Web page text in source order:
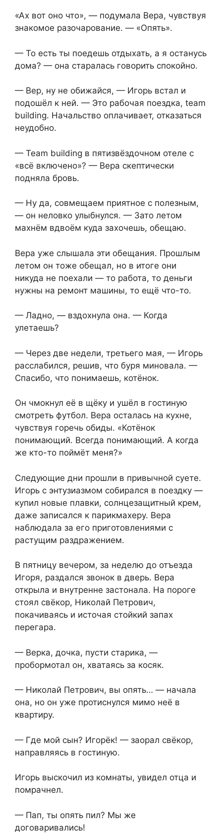
«Ах вот оно что», — подумала Вера, чувствуя
знакомое разочарование. — «Опять».
— То есть ты поедешь отдыхать, а я останусь
дома? — она старалась говорить спокойно.
— Вер, ну не обижайся, — Игорь встал и
подошёл к ней. — Это рабочая поездка, team
building. Начальство оплачивает, отказаться
неудобно.
— Team building в пятизвёздочном отеле с
«всё включено»? — Вера скептически
подняла бровь.
— Ну да, совмещаем приятное с полезным,
— он неловко улыбнулся. — Зато летом
махнём вдвоём куда захочешь, обещаю.
Вера уже слышала эти обещания. Прошлым
летом он тоже обещал, но в итоге они
никуда не поехали — то работа, то деньги
нужны на ремонт машины, то ещё что-то.
— Ладно, — вздохнула она. — Когда
улетаешь?
— Через две недели, третьего мая, — Игорь
расслабился, решив, что буря миновала. —
Спасибо, что понимаешь, котёнок.
Он чмокнул её в щёку и ушёл в гостиную
смотреть футбол. Вера осталась на кухне,
чувствуя горечь обиды. «Котёнок
понимающий. Всегда понимающий. А когда
же кто-то поймёт меня?»
Следующие дни прошли в привычной суете.
Игорь с энтузиазмом собирался в поездку —
купил новые плавки, солнцезащитный крем,
даже записался к парикмахеру. Вера
наблюдала за его приготовлениями с
растущим раздражением.
В пятницу вечером, за неделю до отъезда
Игоря, раздался звонок в дверь. Вера
открыла и внутренне застонала. На пороге
стоял свёкор, Николай Петрович,
покачиваясь и источая стойкий запах
перегара.
— Верка, дочка, пусти старика, —
пробормотал он, хватаясь за косяк.
— Николай Петрович, вы опять… — начала
она, но он уже протиснулся мимо неё в
квартиру.
— Где мой сын? Игорёк! — заорал свёкор,
направляясь в гостиную.
Игорь выскочил из комнаты, увидел отца и
помрачнел.
— Пап, ты опять пил? Мы же
договаривались!